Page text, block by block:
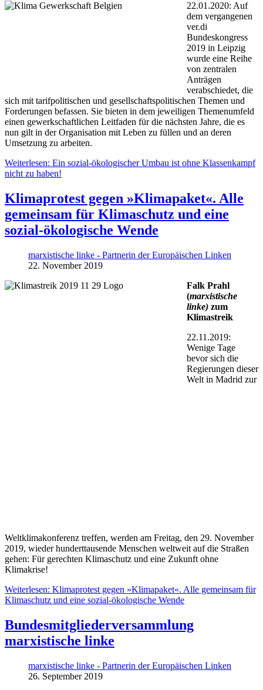
22.01.2020: Auf
dem vergangenen
ver.di
Bundeskongress
2019 in Leipzig
wurde eine Reihe
von zentralen
Anträgen
verabschiedet, die
sich mit tarifpolitischen und gesellschaftspolitischen Themen und
Forderungen befassen. Sie bieten in dem jeweiligen Themenumfeld
einen gewerkschaftlichen Leitfaden für die nächsten Jahre, die es
nun gilt in der Organisation mit Leben zu füllen und an deren
Umsetzung zu arbeiten.
Weiterlesen: Ein sozial-ökologischer Umbau ist ohne Klassenkampf
nicht zu haben!
Klimaprotest gegen »Klimapaket«. Alle
gemeinsam für Klimaschutz und eine
sozial-ökologische Wende
marxistische linke - Partnerin der Europäischen Linken
22. November 2019
Falk Prahl
(marxistische
linke) zum
Klimastreik
22.11.2019:
Wenige Tage
bevor sich die
Regierungen dieser
Welt in Madrid zur
Weltklimakonferenz treffen, werden am Freitag, den 29. November
2019, wieder hunderttausende Menschen weltweit auf die Straßen
gehen: Für gerechten Klimaschutz und eine Zukunft ohne
Klimakrise!
Weiterlesen: Klimaprotest gegen »Klimapaket«. Alle gemeinsam für
Klimaschutz und eine sozial-ökologische Wende
Bundesmitgliederversammlung
marxistische linke
marxistische linke - Partnerin der Europäischen Linken
26. September 2019